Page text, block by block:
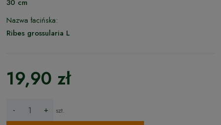
30 cm
Nazwa łacińska:
Ribes grossularia L
19,90 zł
- + szt.